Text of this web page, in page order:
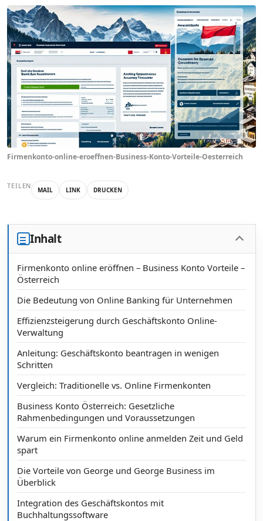
Firmenkonto-online-eroeffnen-Business-Konto-Vorteile-Oesterreich
TEILEN MAIL LINK DRUCKEN
Inhalt
Firmenkonto online eröffnen – Business Konto Vorteile –
Österreich
Die Bedeutung von Online Banking für Unternehmen
Effizienzsteigerung durch Geschäftskonto Online-
Verwaltung
Anleitung: Geschäftskonto beantragen in wenigen
Schritten
Vergleich: Traditionelle vs. Online Firmenkonten
Business Konto Österreich: Gesetzliche
Rahmenbedingungen und Voraussetzungen
Warum ein Firmenkonto online anmelden Zeit und Geld
spart
Die Vorteile von George und George Business im
Überblick
Integration des Geschäftskontos mit
Buchhaltungssoftware